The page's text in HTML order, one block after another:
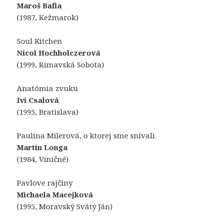
Maroš Bafia
(1987, Kežmarok)
Soul Kitchen
Nicol Hochholczerová
(1999, Rimavská Sobota)
Anatómia zvuku
Ivi Csalová
(1995, Bratislava)
Paulína Milerová, o ktorej sme snívali
Martin Longa
(1984, Viničné)
Pavlove rajčiny
Michaela Macejková
(1995, Moravský Svätý Ján)